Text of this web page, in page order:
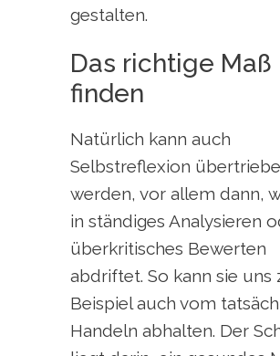
gestalten.
Das richtige Maß
finden
Natürlich kann auch
Selbstreflexion
werden, vor allem dann,
in ständiges Analysieren
überkritisches Bewerten
abdriftet. So kann sie uns
Beispiel auch vom
Handeln abhalten. Der